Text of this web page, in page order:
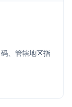
、管辖地区指